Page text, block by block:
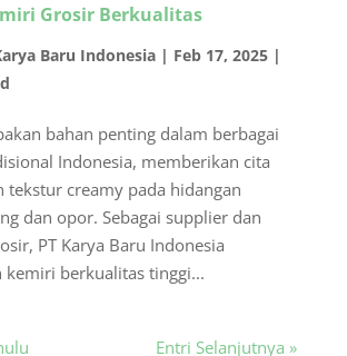
Grosir Berkualitas
Baru Indonesia| Feb 17, 2025|
bahan penting dalam berbagai
Indonesia, memberikan cita
tekstur creamy pada hidangan
dan opor. Sebagai supplier dan
PT Karya Baru Indonesia
kemiri berkualitas tinggi...
Entri Selanjutnya »